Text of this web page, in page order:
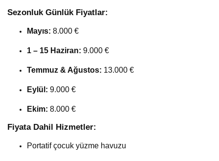
Sezonluk Günlük Fiyatlar:
Mayıs: 8.000 €
1 – 15 Haziran: 9.000 €
Temmuz & Ağustos: 13.000 €
Eylül: 9.000 €
Ekim: 8.000 €
Fiyata Dahil Hizmetler:
Portatif çocuk yüzme havuzu